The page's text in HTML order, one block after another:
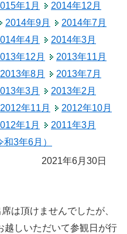
年1月
2014年12月
2014年9月
2014年7月
年4月
2014年3月
年12月
2013年11月
2013年8月
2013年7月
年3月
2013年2月
2012年11月
2012年10月
年1月
2011年3月
3年6月）
2021年6月30日
は頂けませんでしたが、
越しいただいて参観日が行